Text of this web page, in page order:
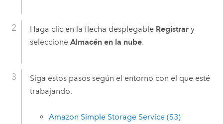
Haga clic en la flecha desplegable Registrary
seleccione Almacén en la nube.
Siga estos pasos según el entorno con el que esté
trabajando.
Amazon Simple Storage Service (S3)